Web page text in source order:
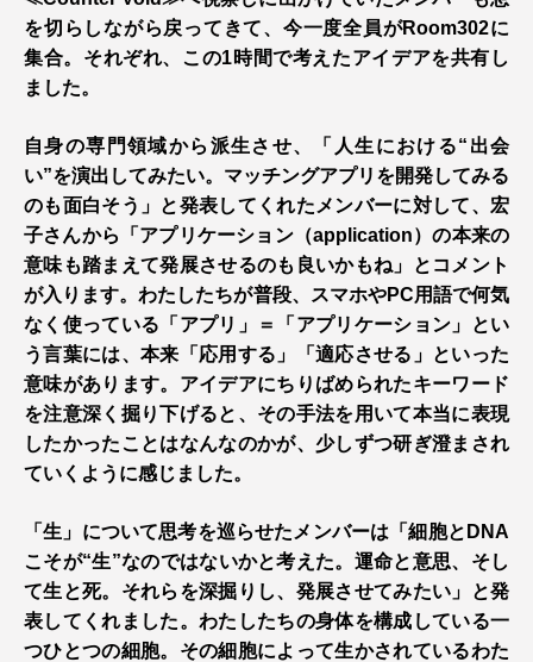
を切らしながら戻ってきて、今一度全員がRoom302に
集合。それぞれ、この1時間で考えたアイデアを共有し
ました。
自身の専門領域から派生させ、「人生における“出会
い”を演出してみたい。マッチングアプリを開発してみる
のも面白そう」と発表してくれたメンバーに対して、宏
子さんから「アプリケーション（application）の本来の
意味も踏まえて発展させるのも良いかもね」とコメント
が入ります。わたしたちが普段、スマホやPC用語で何気
なく使っている「アプリ」＝「アプリケーション」とい
う言葉には、本来「応用する」「適応させる」といった
意味があります。アイデアにちりばめられたキーワード
を注意深く掘り下げると、その手法を用いて本当に表現
したかったことはなんなのかが、少しずつ研ぎ澄まされ
ていくように感じました。
「生」について思考を巡らせたメンバーは「細胞とDNA
こそが“生”なのではないかと考えた。運命と意思、そし
て生と死。それらを深掘りし、発展させてみたい」と発
表してくれました。わたしたちの身体を構成している一
つひとつの細胞。その細胞によって生かされているわた